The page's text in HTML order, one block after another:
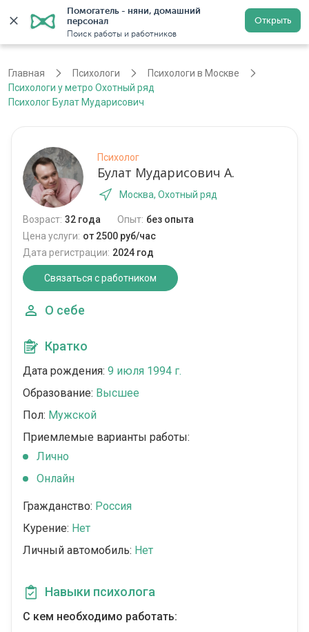
Помогатель - няни, домашний
персонал
Поиск работы и работников
Открыть
Регистрация
Главная Психологи
Психологи в Москве
Психологи у метро Охотный ряд
Психолог Булат Мударисович
Психолог
Булат Мударисович А.
Москва, Охотный ряд
Возраст: 32 года Опыт: без опыта
Цена услуги: от 2500 руб/час
Дата регистрации: 2024 год
Связаться с работником
О себе
Кратко
Дата рождения: 9 июля 1994 г.
Образование: Высшее
Пол: Мужской
Приемлемые варианты работы:
Лично
Онлайн
Гражданство: Россия
Курение: Нет
Личный автомобиль: Нет
Навыки психолога
С кем необходимо работать: